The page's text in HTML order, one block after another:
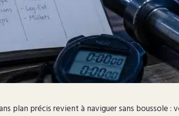
plan précis revient à naviguer sans boussole :